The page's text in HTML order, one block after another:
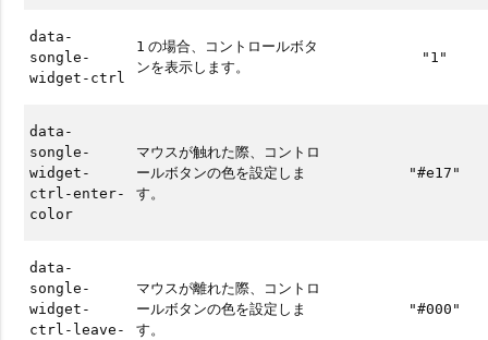
data-
songle-
widget-ctrl
1 の場合、コントロールボタ
ンを表示します。
"1"
data-
songle-
widget-
ctrl-enter-
color
マウスが触れた際、コントロ
ールボタンの色を設定しま
す。
"#e17"
data-
songle-
widget-
ctrl-leave-
マウスが離れた際、コントロ
ールボタンの色を設定しま
す。
"#000"